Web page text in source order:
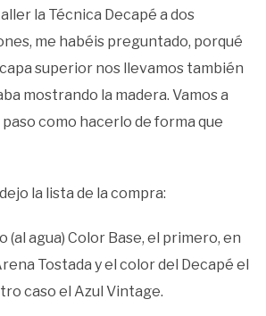
la Técnica Decapé a dos
me habéis preguntado, porqué
superior nos llevamos también
mostrando la madera. Vamos a
como hacerlo de forma que
la lista de la compra:
(al agua) Color Base, el primero, en
Tostada y el color del Decapé el
caso el Azul Vintage.